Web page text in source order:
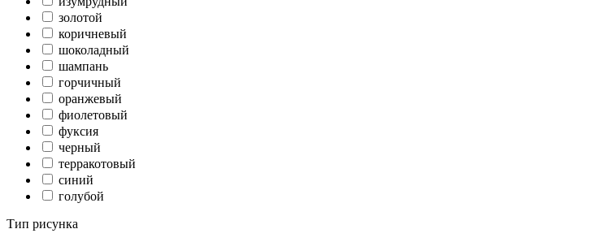
золотой
коричневый
шоколадный
шампань
горчичный
оранжевый
фиолетовый
фуксия
черный
терракотовый
синий
голубой
Тип рисунка